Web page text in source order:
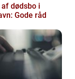
af dødsbo i
Gode råd